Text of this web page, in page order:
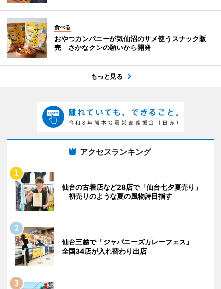
食べる
おやつカンパニーが気仙沼のサメ使うスナック販
売 さかなクンの願いから開発
もっと見る
アクセスランキング
仙台の古着店など28店で「仙台七夕夏売り」
初売りのような夏の風物詩目指す
仙台三越で「ジャパニーズカレーフェス」
全国34店が入れ替わり出店